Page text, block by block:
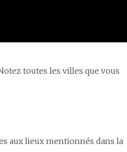
toutes les villes que vous
aux lieux mentionnés dans la